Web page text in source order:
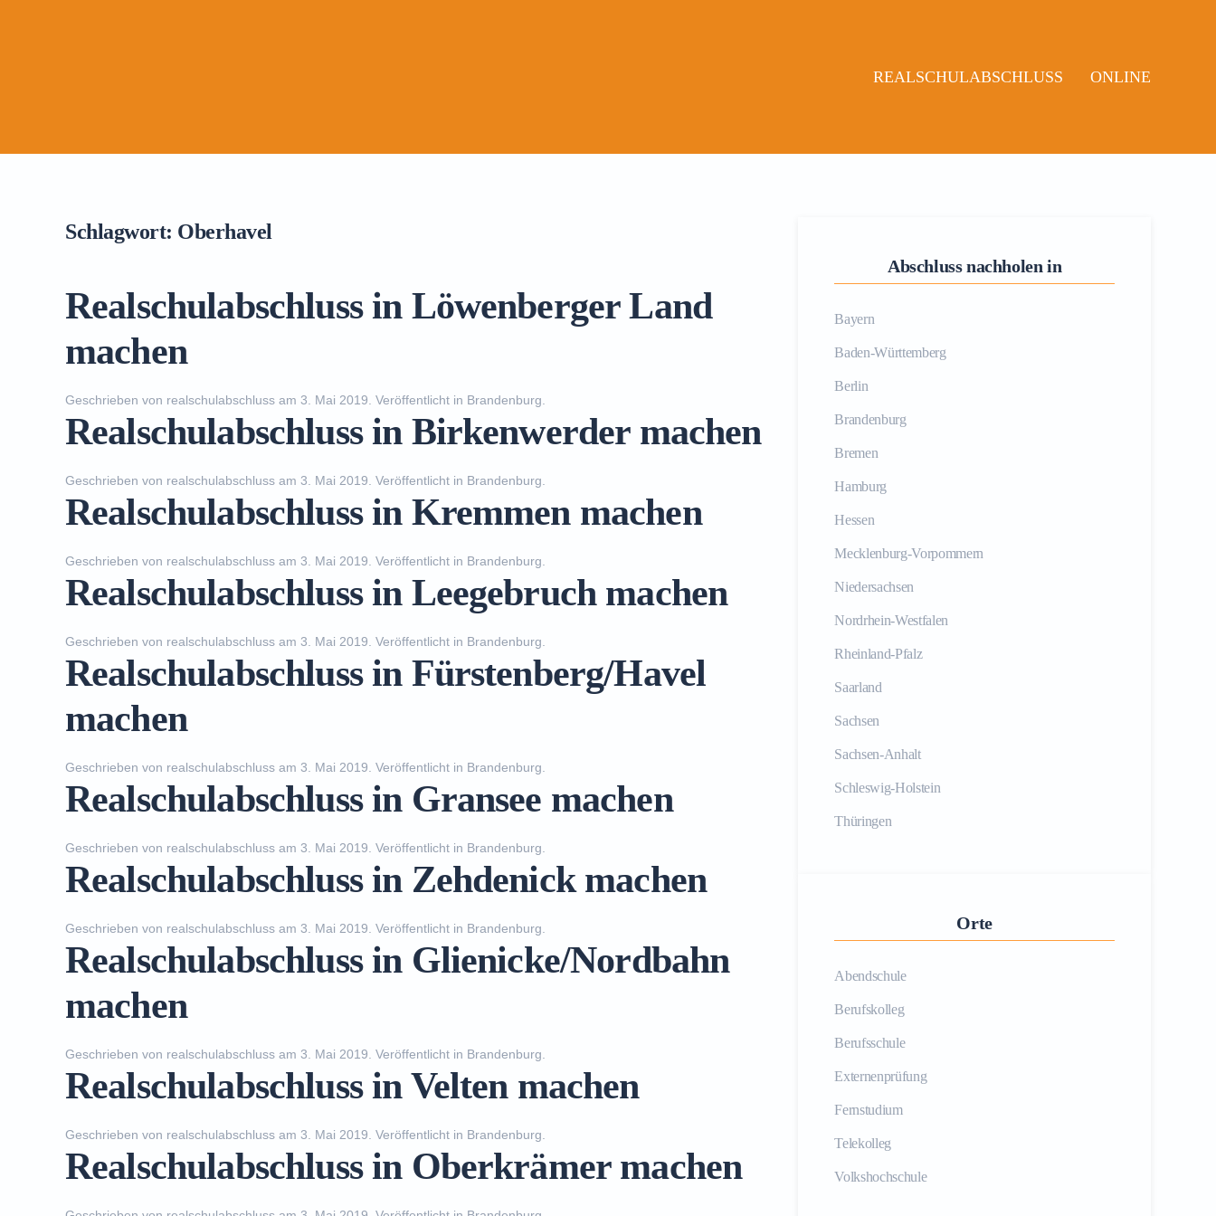
REALSCHULABSCHLUSS ONLINE
Schlagwort: Oberhavel
Realschulabschluss in Löwenberger Land
machen
Geschrieben von realschulabschluss am 3. Mai 2019 . Veröffentlicht in Brandenburg
Realschulabschluss in Birkenwerder machen
Geschrieben von realschulabschluss am 3. Mai 2019 . Veröffentlicht in Brandenburg
Realschulabschluss in Kremmen machen
Geschrieben von realschulabschluss am 3. Mai 2019 . Veröffentlicht in Brandenburg
Realschulabschluss in Leegebruch machen
Geschrieben von realschulabschluss am 3. Mai 2019 . Veröffentlicht in Brandenburg
Realschulabschluss in Fürstenberg/Havel
machen
Geschrieben von realschulabschluss am 3. Mai 2019 . Veröffentlicht in Brandenburg
Realschulabschluss in Gransee machen
Geschrieben von realschulabschluss am 3. Mai 2019 . Veröffentlicht in Brandenburg
Realschulabschluss in Zehdenick machen
Geschrieben von realschulabschluss am 3. Mai 2019 . Veröffentlicht in Brandenburg
Realschulabschluss in Glienicke/Nordbahn
machen
Geschrieben von realschulabschluss am 3. Mai 2019 . Veröffentlicht in Brandenburg
Realschulabschluss in Velten machen
Geschrieben von realschulabschluss am 3. Mai 2019 . Veröffentlicht in Brandenburg
Realschulabschluss in Oberkrämer machen
Abschluss nachholen in
Bayern
Baden-Württemberg
Berlin
Brandenburg
Bremen
Hamburg
Hessen
Mecklenburg-Vorpommern
Niedersachsen
Nordrhein-Westfalen
Rheinland-Pfalz
Saarland
Sachsen
Sachsen-Anhalt
Schleswig-Holstein
Thüringen
Orte
Abendschule
Berufskolleg
Berufsschule
Externenprüfung
Fernstudium
Telekolleg
Volkshochschule